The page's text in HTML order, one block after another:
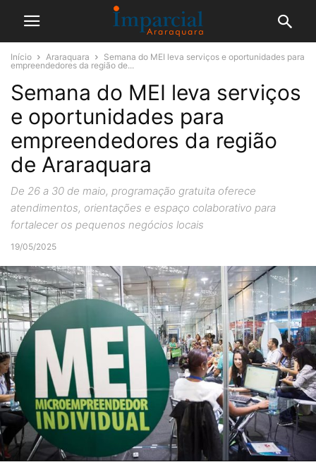
Início Araraquara
Semana do MEI leva serviços e oportunidades para
empreendedores da região de...
Semana do MEI leva serviços
e oportunidades para
empreendedores da região
de Araraquara
De 26 a 30 de maio, programação gratuita oferece
atendimentos, orientações e espaço colaborativo para
fortalecer os pequenos negócios locais
19/05/2025